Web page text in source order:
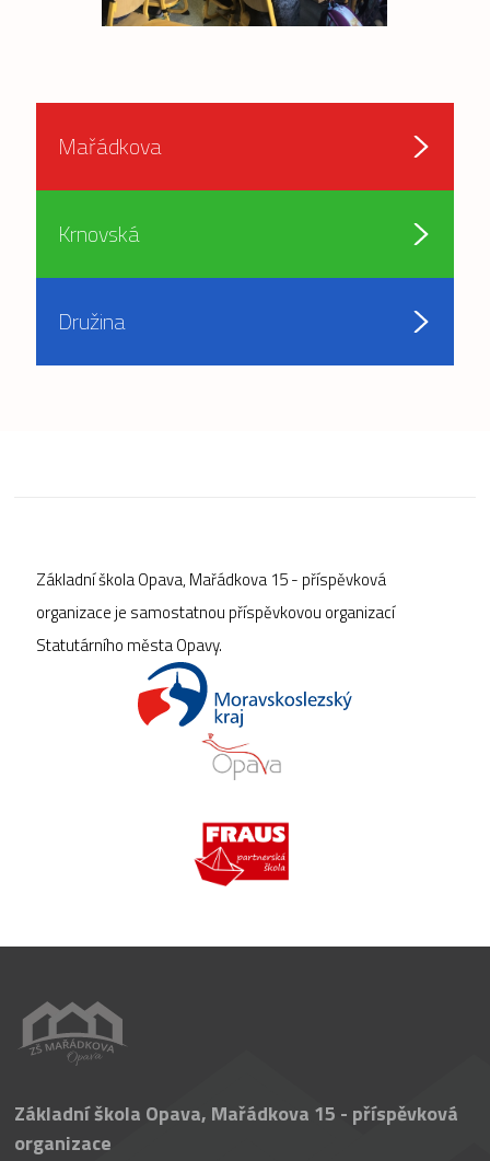
Mařádkova
Krnovská
Družina
Základní škola Opava, Mařádkova 15 - příspěvková
organizace je samostatnou příspěvkovou organizací
Statutárního města Opavy.
Základní škola Opava, Mařádkova 15 - příspěvková
organizace